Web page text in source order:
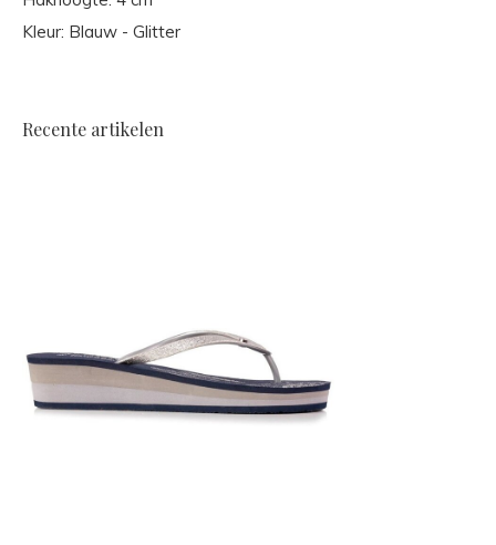
Kleur: Blauw - Glitter
Recente artikelen